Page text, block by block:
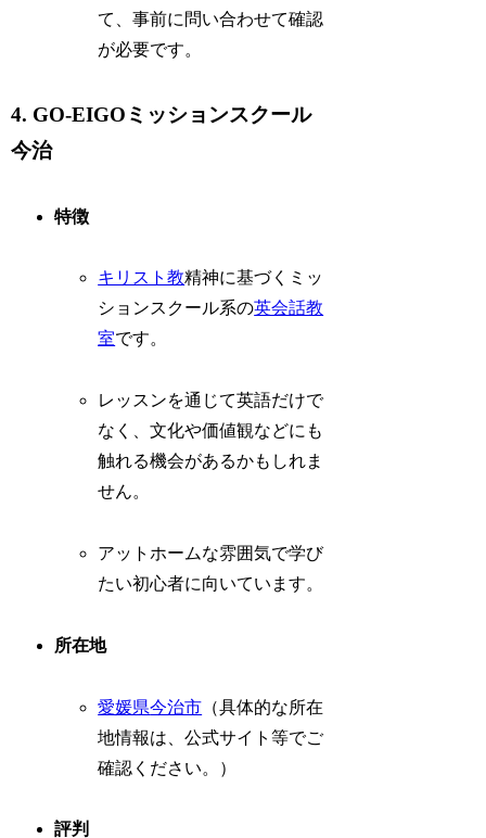
て、事前に問い合わせて確認
が必要です。
4. GO-EIGOミッションスクール
今治
特徴
キリスト教精神に基づくミッ
ションスクール系の英会話教
室です。
レッスンを通じて英語だけで
なく、文化や価値観などにも
触れる機会があるかもしれま
せん。
アットホームな雰囲気で学び
たい初心者に向いています。
所在地
愛媛県今治市 （具体的な所在
地情報は、公式サイト等でご
確認ください。）
評判